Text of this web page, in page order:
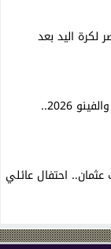
اليد بعد
سعر رغيف الخبز السياحي والفينو 2026..
احتفال عائلي